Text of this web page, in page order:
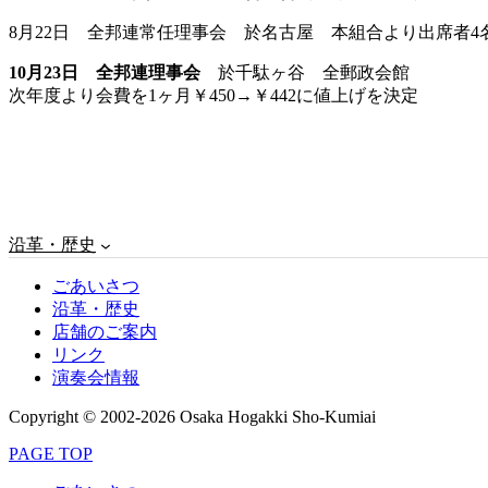
8月22日 全邦連常任理事会 於名古屋 本組合より出席者4
10月23日 全邦連理事会於千駄ヶ谷 全郵政会館
次年度より会費を1ヶ月￥450→￥442に値上げを決定
沿革・歴史
ごあいさつ
沿革・歴史
店舗のご案内
リンク
演奏会情報
Copyright © 2002-2026 Osaka Hogakki Sho-Kumiai
PAGE TOP